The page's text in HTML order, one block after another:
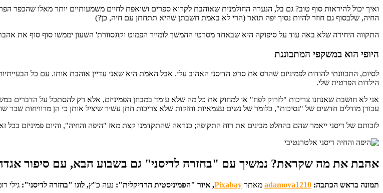
ואיך יכול להיראות סוף טוב? גם בל, הנערה החולמנית שאוהבת לקרוא ספרים ושואפת לחיים משמעותיים יותר מאלו
החיה, שלבסוף גם חוזר להיות נסיך יפה תואר (הרי לא באמת חשבתן שהיא תתחתן עם חיה, כן?)
התקווה היחידה שלא באה עוד על סיפוקה היא שבאחד מסרטי ההמשך לומייר הפמוט וקוגסוורת' השעון יממשו סוף סוף את אהבתם ויינשאו זה לזה. בכל זאת,
היופי הוא במשקפי המתבוננת
לסיום, התכוונתי להודות לפמיניזם שהרס את סרט הדיסני האהוב עלי. אבל האמת היא שאני עדיין אוהבת אותו. עם כל
הילדות הפרטית שלי.
אני לא חושבת שאנחנו צריכות "לזרוק לפח" או למחוק את כל מה שלא עומד במבחן הפמיניזם, אלא רק להסתכל על הדברים
עבורן מודלים חדשים של "נסיכות", כלומר של נשים עצמאיות וחזקות שלא צריכות חתן עשיר שיציל אותן כי הן מרוויחות שכר
לזכותם של דיסני ייאמר שהם בהחלט מבינים את רוח התקופה; כנראה שהתקדמנו קצת מאז "היפה והחיה", והיום פמיניזם בכל
אהבת את מה שקראת? נמשיך עם "בחזרה לדיסני" גם בשבוע הבא, עם סיפור אגדה
תמונה בראש הכתבה: adamova1210 מאתר Pixabay, איור "הפמיניסטית הרדיקלית": נעה כ"ץ, לוגו "בחזרה לדיסני": גילי